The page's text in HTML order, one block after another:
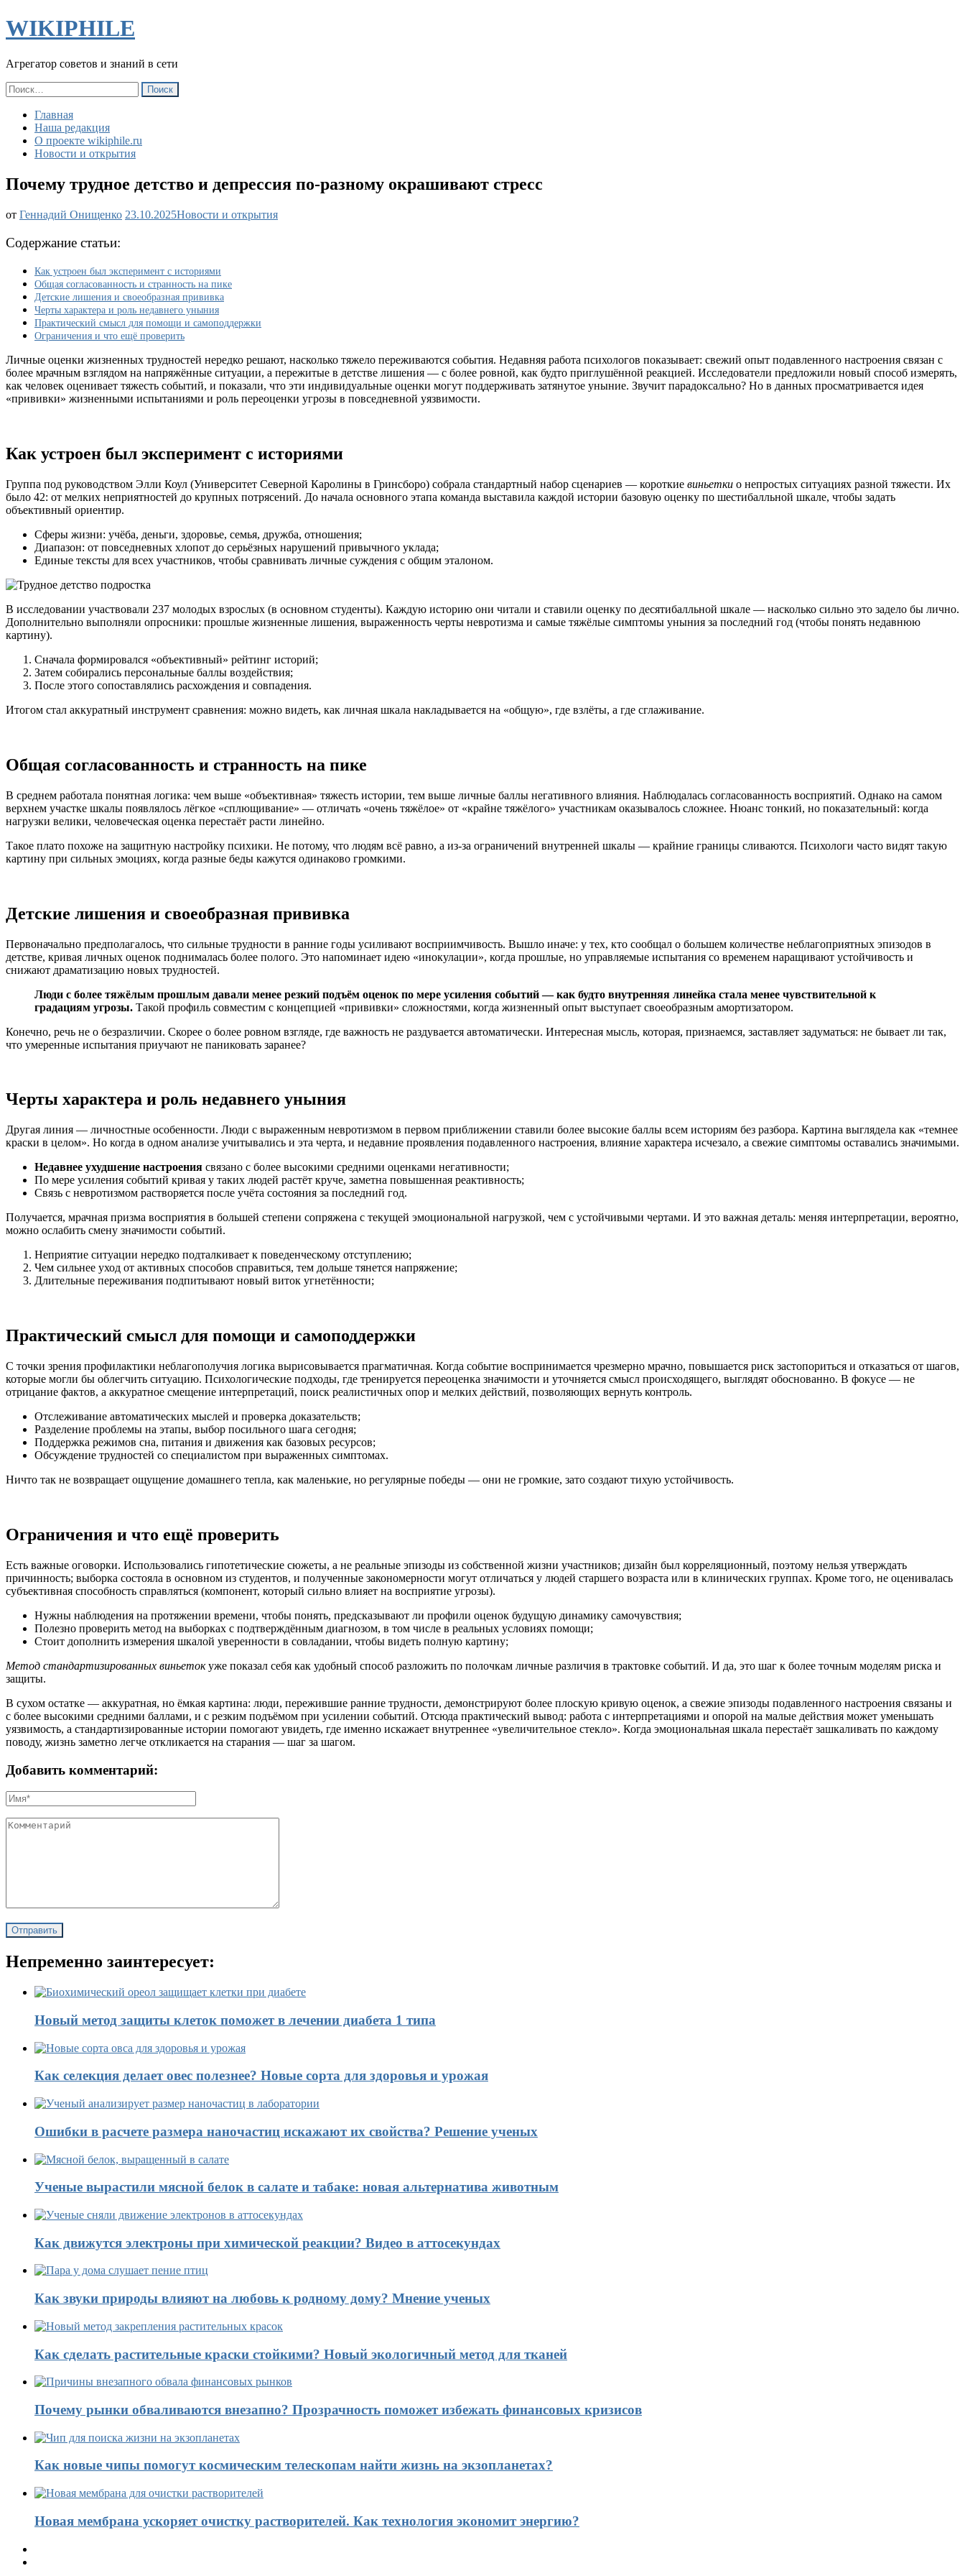
WIKIPHILE
Агрегатор советов и знаний в сети
Найти:
Главная
Наша редакция
О проекте wikiphile.ru
Новости и открытия
Почему трудное детство и депрессия по-разному окрашивают стресс
от Геннадий Онищенко 23.10.2025Почему
по-
разному
окрашивают
стресс
Новости и открытия
Содержание статьи:
Как устроен был эксперимент с историями
Общая согласованность и странность на пике
Детские лишения и своеобразная прививка
Черты характера и роль недавнего уныния
Практический смысл для помощи и самоподдержки
Ограничения и что ещё проверить
Личные оценки жизненных трудностей нередко решают, насколько тяжело переживаются события. Недавняя работа психологов показывает: свежий опыт подавленного настроения связан с
более мрачным взглядом на напряжённые ситуации, а пережитые в детстве лишения — с более ровной, как будто приглушённой реакцией. Исследователи предложили новый способ измерять,
как человек оценивает тяжесть событий, и показали, что эти индивидуальные оценки могут поддерживать затянутое уныние. Звучит парадоксально? Но в данных просматривается идея
«прививки» жизненными испытаниями и роль переоценки угрозы в повседневной уязвимости.
Как устроен был эксперимент с историями
Группа под руководством Элли Коул (Университет Северной Каролины в Гринсборо) собрала стандартный набор сценариев — короткие виньетки о непростых ситуациях разной тяжести. Их
было 42: от мелких неприятностей до крупных потрясений. До начала основного этапа команда выставила каждой истории базовую оценку по шестибалльной шкале, чтобы задать
объективный ориентир.
Сферы жизни: учёба, деньги, здоровье, семья, дружба, отношения;
Диапазон: от повседневных хлопот до серьёзных нарушений привычного уклада;
Единые тексты для всех участников, чтобы сравнивать личные суждения с общим эталоном.
В исследовании участвовали 237 молодых взрослых (в основном студенты). Каждую историю они читали и ставили оценку по десятибалльной шкале — насколько сильно это задело бы лично.
Дополнительно выполняли опросники: прошлые жизненные лишения, выраженность черты невротизма и самые тяжёлые симптомы уныния за последний год (чтобы понять недавнюю
картину).
Сначала формировался «объективный» рейтинг историй;
Затем собирались персональные баллы воздействия;
После этого сопоставлялись расхождения и совпадения.
Итогом стал аккуратный инструмент сравнения: можно видеть, как личная шкала накладывается на «общую», где взлёты, а где сглаживание.
Общая согласованность и странность на пике
В среднем работала понятная логика: чем выше «объективная» тяжесть истории, тем выше личные баллы негативного влияния. Наблюдалась согласованность восприятий. Однако на самом
верхнем участке шкалы появлялось лёгкое «сплющивание» — отличать «очень тяжёлое» от «крайне тяжёлого» участникам оказывалось сложнее. Нюанс тонкий, но показательный: когда
нагрузки велики, человеческая оценка перестаёт расти линейно.
Такое плато похоже на защитную настройку психики. Не потому, что людям всё равно, а из-за ограничений внутренней шкалы — крайние границы сливаются. Психологи часто видят такую
картину при сильных эмоциях, когда разные беды кажутся одинаково громкими.
Детские лишения и своеобразная прививка
Первоначально предполагалось, что сильные трудности в ранние годы усиливают восприимчивость. Вышло иначе: у тех, кто сообщал о большем количестве неблагоприятных эпизодов в
детстве, кривая личных оценок поднималась более полого. Это напоминает идею «инокулации», когда прошлые, но управляемые испытания со временем наращивают устойчивость и
снижают драматизацию новых трудностей.
Люди с более тяжёлым прошлым давали менее резкий подъём оценок по мере усиления событий — как будто внутренняя линейка стала менее чувствительной к
градациям угрозы. Такой профиль совместим с концепцией «прививки» сложностями, когда жизненный опыт выступает своеобразным амортизатором.
Конечно, речь не о безразличии. Скорее о более ровном взгляде, где важность не раздувается автоматически. Интересная мысль, которая, признаемся, заставляет задуматься: не бывает ли так,
что умеренные испытания приучают не паниковать заранее?
Черты характера и роль недавнего уныния
Другая линия — личностные особенности. Люди с выраженным невротизмом в первом приближении ставили более высокие баллы всем историям без разбора. Картина выглядела как «темнее
краски в целом». Но когда в одном анализе учитывались и эта черта, и недавние проявления подавленного настроения, влияние характера исчезало, а свежие симптомы оставались значимыми.
Недавнее ухудшение настроения связано с более высокими средними оценками негативности;
По мере усиления событий кривая у таких людей растёт круче, заметна повышенная реактивность;
Связь с невротизмом растворяется после учёта состояния за последний год.
Получается, мрачная призма восприятия в большей степени сопряжена с текущей эмоциональной нагрузкой, чем с устойчивыми чертами. И это важная деталь: меняя интерпретации, вероятно,
можно ослабить смену значимости событий.
Неприятие ситуации нередко подталкивает к поведенческому отступлению;
Чем сильнее уход от активных способов справиться, тем дольше тянется напряжение;
Длительные переживания подпитывают новый виток угнетённости;
Практический смысл для помощи и самоподдержки
С точки зрения профилактики неблагополучия логика вырисовывается прагматичная. Когда событие воспринимается чрезмерно мрачно, повышается риск застопориться и отказаться от шагов,
которые могли бы облегчить ситуацию. Психологические подходы, где тренируется переоценка значимости и уточняется смысл происходящего, выглядят обоснованно. В фокусе — не
отрицание фактов, а аккуратное смещение интерпретаций, поиск реалистичных опор и мелких действий, позволяющих вернуть контроль.
Отслеживание автоматических мыслей и проверка доказательств;
Разделение проблемы на этапы, выбор посильного шага сегодня;
Поддержка режимов сна, питания и движения как базовых ресурсов;
Обсуждение трудностей со специалистом при выраженных симптомах.
Ничто так не возвращает ощущение домашнего тепла, как маленькие, но регулярные победы — они не громкие, зато создают тихую устойчивость.
Ограничения и что ещё проверить
Есть важные оговорки. Использовались гипотетические сюжеты, а не реальные эпизоды из собственной жизни участников; дизайн был корреляционный, поэтому нельзя утверждать
причинность; выборка состояла в основном из студентов, и полученные закономерности могут отличаться у людей старшего возраста или в клинических группах. Кроме того, не оценивалась
субъективная способность справляться (компонент, который сильно влияет на восприятие угрозы).
Нужны наблюдения на протяжении времени, чтобы понять, предсказывают ли профили оценок будущую динамику самочувствия;
Полезно проверить метод на выборках с подтверждённым диагнозом, в том числе в реальных условиях помощи;
Стоит дополнить измерения шкалой уверенности в совладании, чтобы видеть полную картину;
Метод стандартизированных виньетокуже показал себя как удобный способ разложить по полочкам личные различия в трактовке событий. И да, это шаг к более точным моделям риска и
защиты.
В сухом остатке — аккуратная, но ёмкая картина: люди, пережившие ранние трудности, демонстрируют более плоскую кривую оценок, а свежие эпизоды подавленного настроения связаны и
с более высокими средними баллами, и с резким подъёмом при усилении событий. Отсюда практический вывод: работа с интерпретациями и опорой на малые действия может уменьшать
уязвимость, а стандартизированные истории помогают увидеть, где именно искажает внутреннее «увеличительное стекло». Когда эмоциональная шкала перестаёт зашкаливать по каждому
поводу, жизнь заметно легче откликается на старания — шаг за шагом.
Добавить комментарий:
Непременно заинтересует:
Новый метод защиты клеток поможет в лечении диабета 1 типа
Как селекция делает овес полезнее? Новые сорта для здоровья и урожая
Ошибки в расчете размера наночастиц искажают их свойства? Решение ученых
Ученые вырастили мясной белок в салате и табаке: новая альтернатива животным
Как движутся электроны при химической реакции? Видео в аттосекундах
Как звуки природы влияют на любовь к родному дому? Мнение ученых
Как сделать растительные краски стойкими? Новый экологичный метод для тканей
Почему рынки обваливаются внезапно? Прозрачность поможет избежать финансовых кризисов
Как новые чипы помогут космическим телескопам найти жизнь на экзопланетах?
Новая мембрана ускоряет очистку растворителей. Как технология экономит энергию?